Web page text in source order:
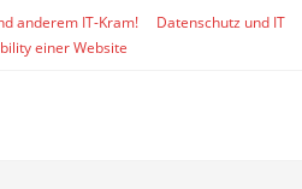
anderem IT-Kram! Datenschutz und IT
einer Website